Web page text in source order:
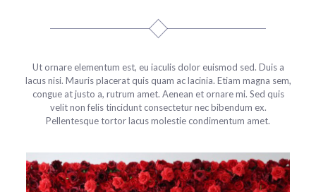
Ut ornare elementum est, eu iaculis dolor euismod sed. Duis a
lacus nisi. Mauris placerat quis quam ac lacinia. Etiam magna sem,
congue at justo a, rutrum amet. Aenean et ornare mi. Sed quis
velit non felis tincidunt consectetur nec bibendum ex.
Pellentesque tortor lacus molestie condimentum amet.